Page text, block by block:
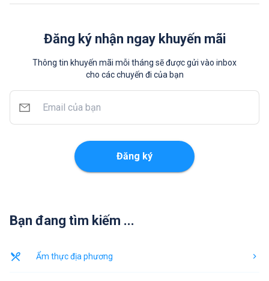
Đăng ký nhận ngay khuyến mãi
Thông tin khuyến mãi mỗi tháng sẽ được gửi vào inbox
cho các chuyến đi của bạn
Đăng ký
Bạn đang tìm kiếm ...
Ẩm thực địa phương